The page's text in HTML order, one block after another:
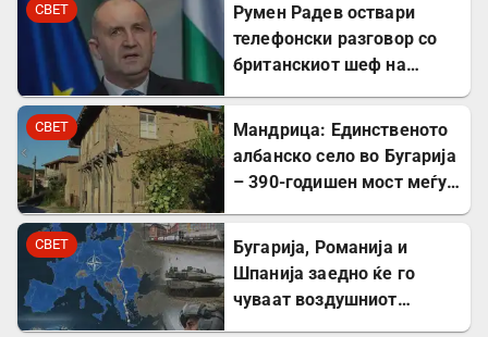
СВЕТ
Румен Радев оствари
телефонски разговор со
британскиот шеф на
СВЕТ
Мандрица: Единственото
албанско село во Бугарија
– 390-годишен мост меѓу
СВЕТ
Бугарија, Романија и
Шпанија заедно ќе го
чуваат воздушниот